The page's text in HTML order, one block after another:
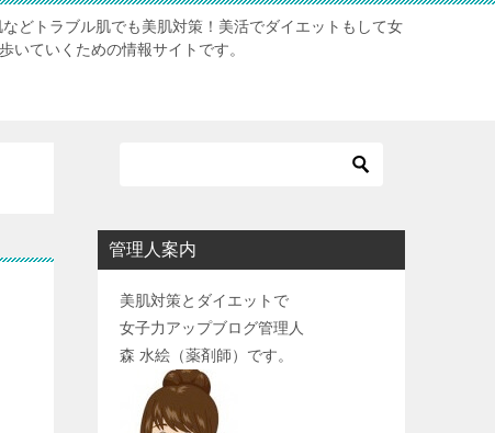
どトラブル肌でも美肌対策！美活でダイエットもして女
いていくための情報サイトです。
管理人案内
美肌対策とダイエットで
女子力アップブログ管理人
森 水絵（薬剤師）です。